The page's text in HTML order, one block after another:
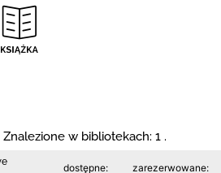
Znalezione w bibliotekach: 1 .
dostępne: zarezerwowane: